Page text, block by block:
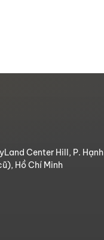
Center Hill, P. Hạnh
Hồ Chí Minh